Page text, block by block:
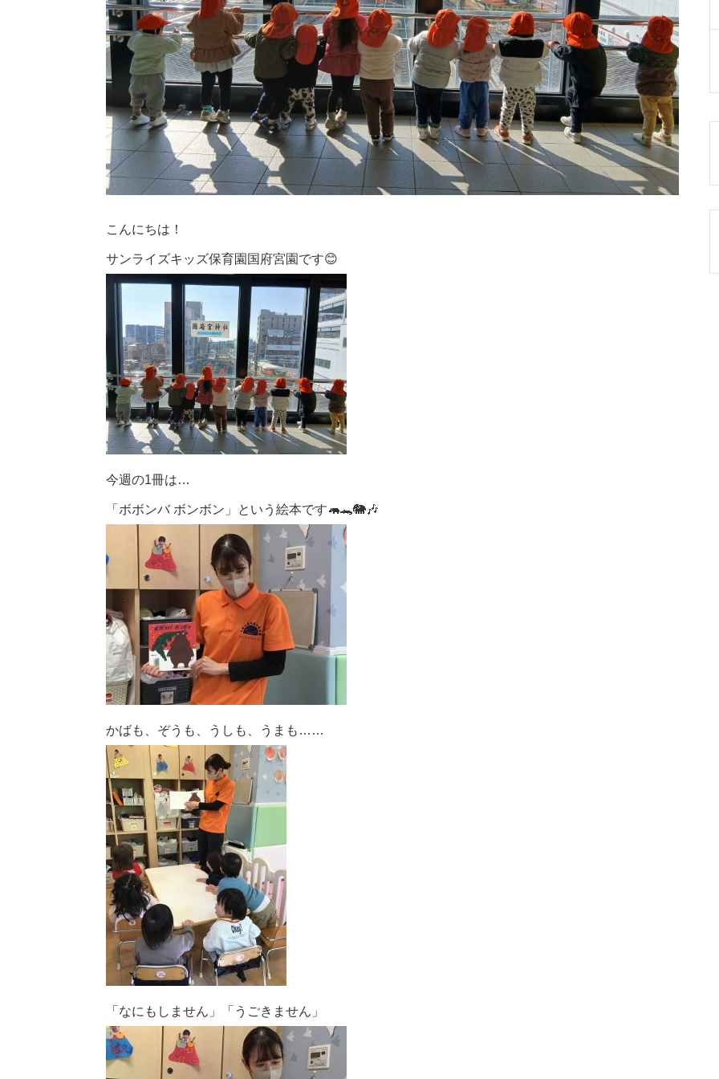
こんにちは！
サンライズキッズ保育園国府宮園です😊
今週の1冊は…
「ボボンバ ボンボン」という絵本です🦛🐊🐘🎶
かばも、ぞうも、うしも、うまも……
「なにもしません」「うごきません」